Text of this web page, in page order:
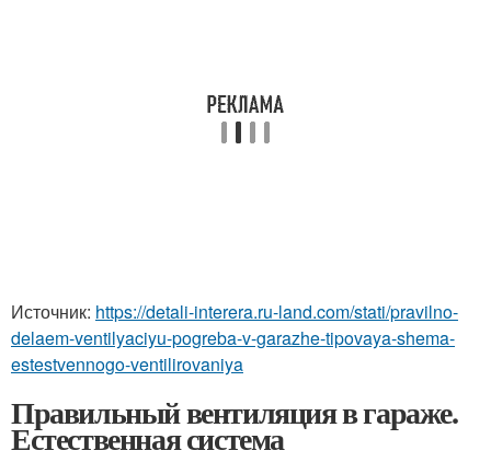
Источник: https://detali-interera.ru-land.com/stati/pravilno-
delaem-ventilyaciyu-pogreba-v-garazhe-tipovaya-shema-
estestvennogo-ventilirovaniya
Правильный вентиляция в гараже.
Естественная система